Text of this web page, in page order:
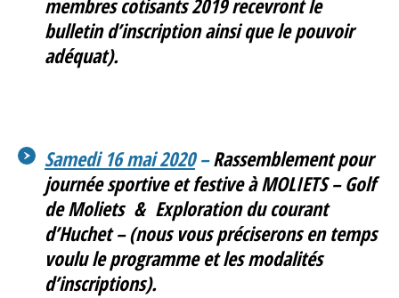
membres cotisants 2019 recevront le
bulletin d’inscription ainsi que le pouvoir
adéquat).
Samedi 16 mai 2020–Rassemblement pour
journée sportive et festive à MOLIETS – Golf
de Moliets & Exploration du courant
d’Huchet– (nous vous préciserons en temps
voulu le programme et les modalités
d’inscriptions).